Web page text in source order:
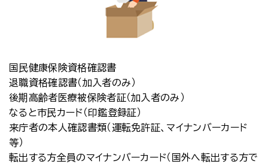
国民健康保険資格確認書
退職資格確認書（加入者のみ）
後期高齢者医療被保険者証（加入者のみ）
なると市民カード（印鑑登録証）
来庁者の本人確認書類（運転免許証、マイナンバーカード
等）
転出する方全員のマイナンバーカード（国外へ転出する方で